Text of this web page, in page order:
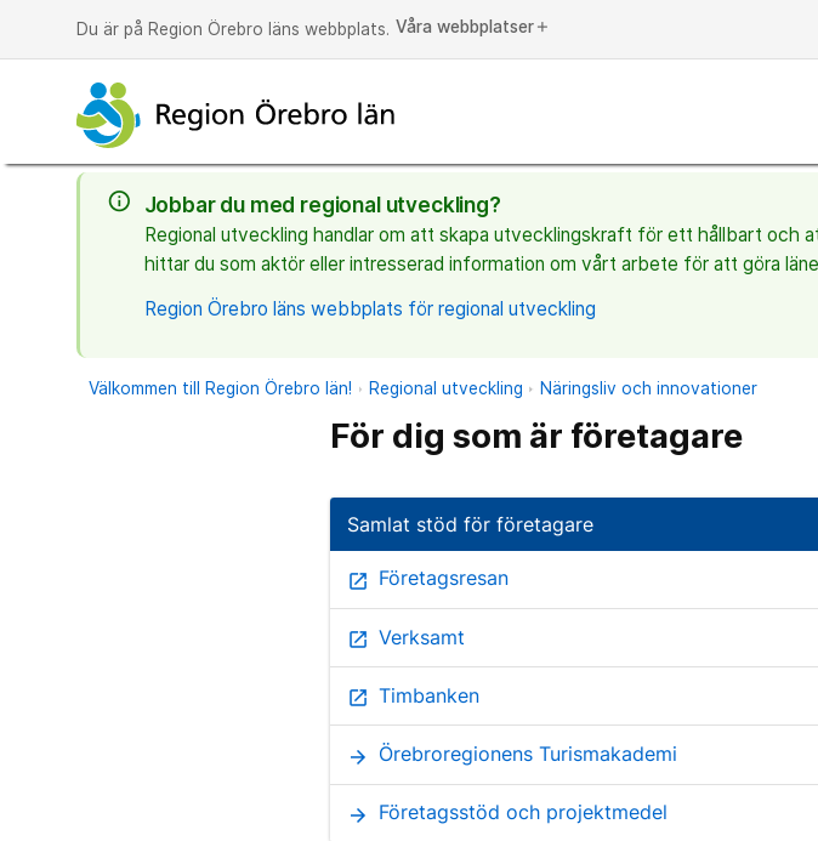
Du är på Region Örebro läns webbplats. Våra webbplatser add
info_outline
Jobbar du med regional utveckling?
Regional utveckling handlar om att skapa utvecklingskraft för ett hållbart
hittar du som aktör eller intresserad information om vårt arbete för att göra
Region Örebro läns webbplats för regional utveckling
Välkommen till Region Örebro län! Regional utveckling Näringsliv och innovationer
För dig som är företagare
Samlat stöd för företagare
open_in_new Företagsresan
open_in_new Verksamt
open_in_new Timbanken
arrow_forward Örebroregionens Turismakademi
arrow_forward Företagsstöd och projektmedel